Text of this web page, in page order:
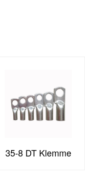
35-8 DT Klemme